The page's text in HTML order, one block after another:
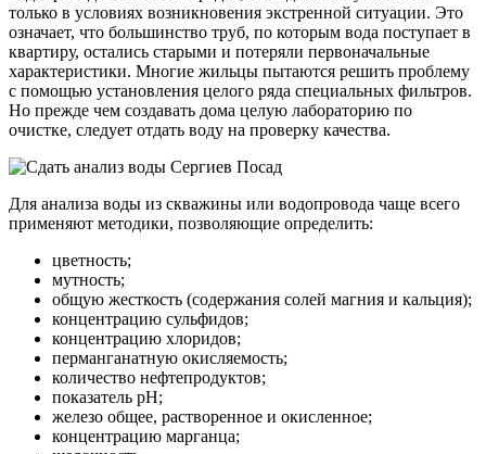
только в условиях возникновения экстренной ситуации. Это
означает, что большинство труб, по которым вода поступает в
квартиру, остались старыми и потеряли первоначальные
характеристики. Многие жильцы пытаются решить проблему
с помощью установления целого ряда специальных фильтров.
Но прежде чем создавать дома целую лабораторию по
очистке, следует отдать воду на проверку качества.
Для анализа воды из скважины или водопровода чаще всего
применяют методики, позволяющие определить:
цветность;
мутность;
общую жесткость (содержания солей магния и кальция);
концентрацию сульфидов;
концентрацию хлоридов;
перманганатную окисляемость;
количество нефтепродуктов;
показатель рН;
железо общее, растворенное и окисленное;
концентрацию марганца;